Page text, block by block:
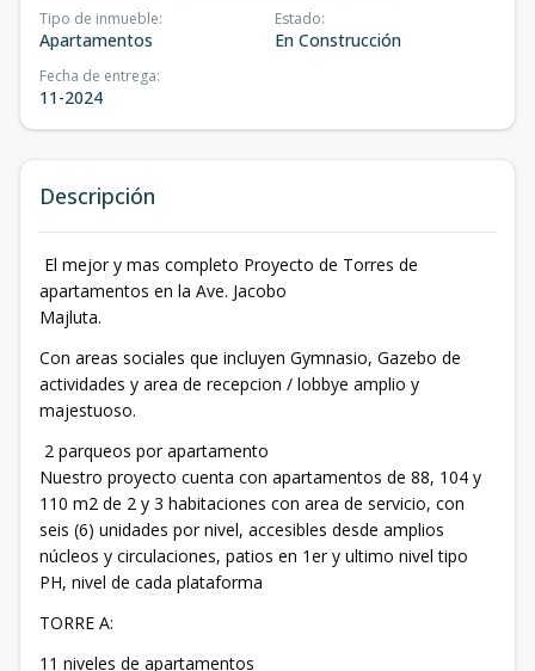
Tipo de inmueble:
Apartamentos
Estado:
En Construcción
Fecha de entrega:
11-2024
Descripción
El mejor y mas completo Proyecto de Torres de
apartamentos en la Ave. Jacobo
Majluta.
Con areas sociales que incluyen Gymnasio, Gazebo de
actividades y area de recepcion / lobbye amplio y
majestuoso.
2 parqueos por apartamento
Nuestro proyecto cuenta con apartamentos de 88, 104 y
110 m2 de 2 y 3 habitaciones con area de servicio, con
seis (6) unidades por nivel, accesibles desde amplios
núcleos y circulaciones, patios en 1er y ultimo nivel tipo
PH, nivel de cada plataforma
TORRE A:
11 niveles de apartamentos